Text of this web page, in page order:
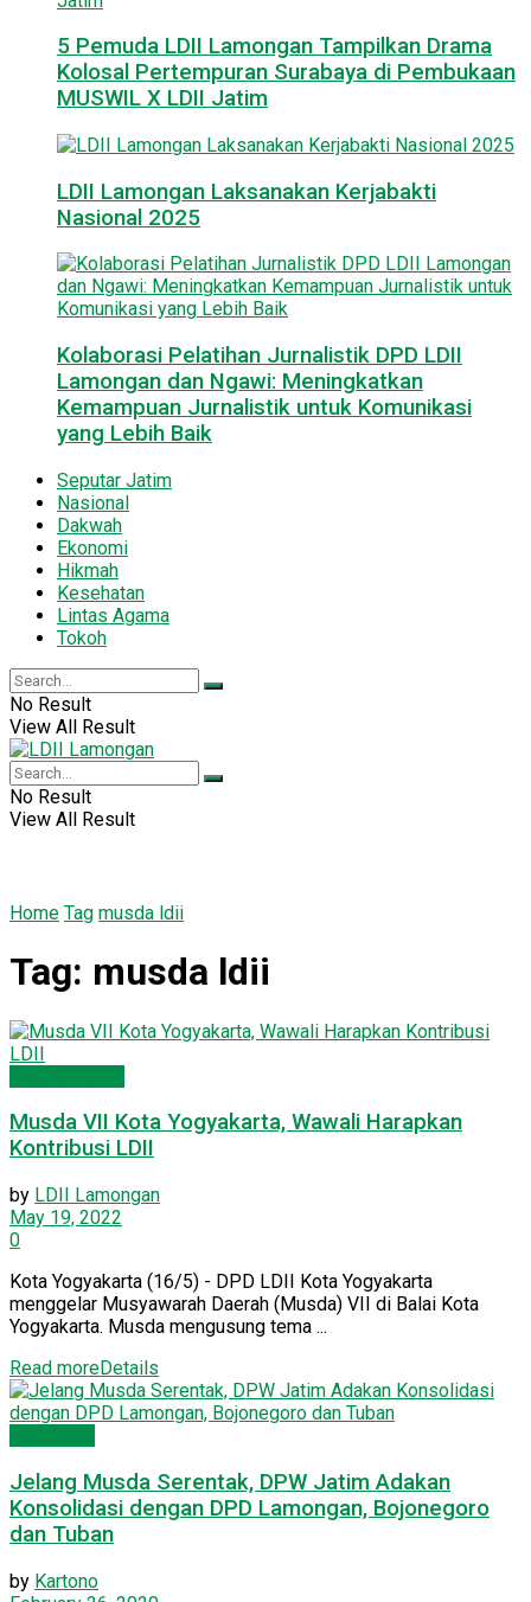
5 Pemuda LDII Lamongan Tampilkan Drama
Kolosal Pertempuran Surabaya di Pembukaan
MUSWIL X LDII Jatim
LDII Lamongan Laksanakan Kerjabakti
Nasional 2025
Kolaborasi Pelatihan Jurnalistik DPD LDII
Lamongan dan Ngawi: Meningkatkan
Kemampuan Jurnalistik untuk Komunikasi
yang Lebih Baik
Seputar Jatim
Nasional
Dakwah
Ekonomi
Hikmah
Kesehatan
Lintas Agama
Tokoh
No Result
View All Result
No Result
View All Result
Home Tag musda ldii
Tag: musda ldii
Musda VII Kota Yogyakarta, Wawali Harapkan
Kontribusi LDII
by LDII Lamongan
May 19, 2022
0
Kota Yogyakarta (16/5) - DPD LDII Kota Yogyakarta
menggelar Musyawarah Daerah (Musda) VII di Balai Kota
Yogyakarta. Musda mengusung tema ...
Read moreDetails
Jelang Musda Serentak, DPW Jatim Adakan
Konsolidasi dengan DPD Lamongan, Bojonegoro
dan ‎Tuban
by Kartono